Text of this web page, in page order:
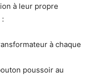
à leur propre
à chaque
poussoir au